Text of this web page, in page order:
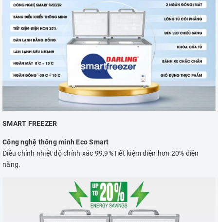
SMART FREEZER
Công nghệ thông minh Eco Smart
Điều chỉnh nhiệt độ chính xác 99,9%Tiết kiệm điện hơn 20% điện
năng.